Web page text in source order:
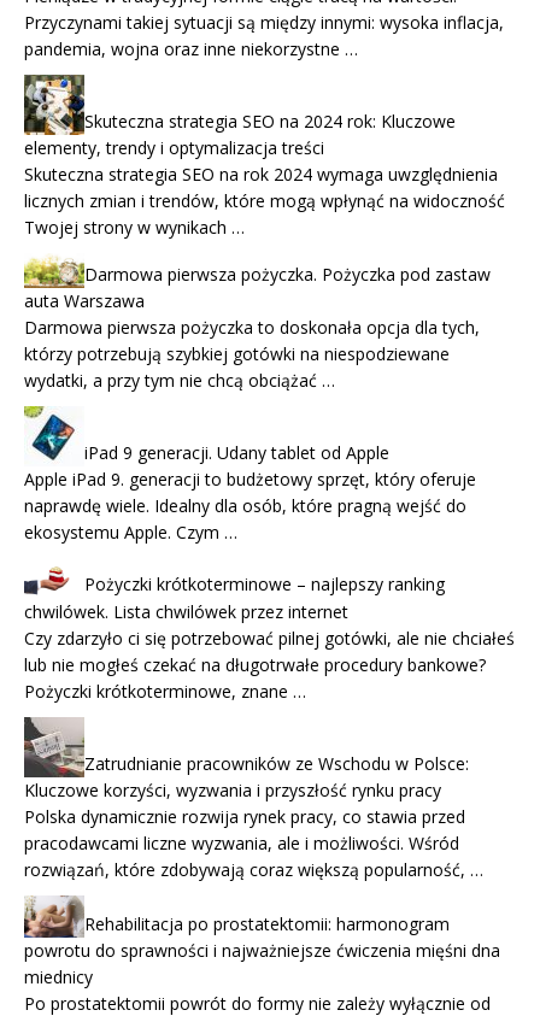
Przyczynami takiej sytuacji są między innymi: wysoka inflacja,
pandemia, wojna oraz inne niekorzystne …
Skuteczna strategia SEO na 2024 rok: Kluczowe
elementy, trendy i optymalizacja treści
Skuteczna strategia SEO na rok 2024 wymaga uwzględnienia
licznych zmian i trendów, które mogą wpłynąć na widoczność
Twojej strony w wynikach …
Darmowa pierwsza pożyczka. Pożyczka pod zastaw
auta Warszawa
Darmowa pierwsza pożyczka to doskonała opcja dla tych,
którzy potrzebują szybkiej gotówki na niespodziewane
wydatki, a przy tym nie chcą obciążać …
iPad 9 generacji. Udany tablet od Apple
Apple iPad 9. generacji to budżetowy sprzęt, który oferuje
naprawdę wiele. Idealny dla osób, które pragną wejść do
ekosystemu Apple. Czym …
Pożyczki krótkoterminowe – najlepszy ranking
chwilówek. Lista chwilówek przez internet
Czy zdarzyło ci się potrzebować pilnej gotówki, ale nie chciałeś
lub nie mogłeś czekać na długotrwałe procedury bankowe?
Pożyczki krótkoterminowe, znane …
Zatrudnianie pracowników ze Wschodu w Polsce:
Kluczowe korzyści, wyzwania i przyszłość rynku pracy
Polska dynamicznie rozwija rynek pracy, co stawia przed
pracodawcami liczne wyzwania, ale i możliwości. Wśród
rozwiązań, które zdobywają coraz większą popularność, …
Rehabilitacja po prostatektomii: harmonogram
powrotu do sprawności i najważniejsze ćwiczenia mięśni dna
miednicy
Po prostatektomii powrót do formy nie zależy wyłącznie od